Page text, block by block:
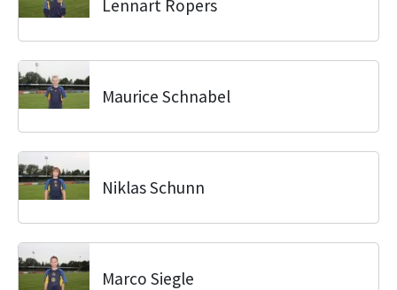
Lennart Ropers
Maurice Schnabel
Niklas Schunn
Marco Siegle